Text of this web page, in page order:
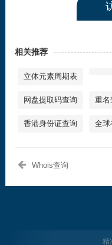
相关推荐
立体元素周期表
网盘提取码查询 重名
香港身份证查询 全球
Whois查询
精